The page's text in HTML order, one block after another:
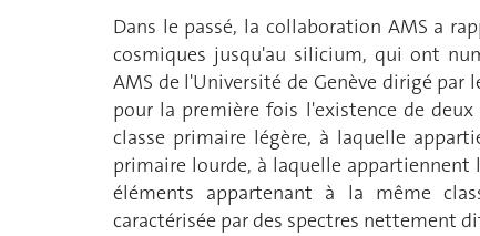
Dans le passé, la collaboration AMS a
cosmiques jusqu'au silicium, qui ont
AMS de l'Université de Genève dirigé par
pour la première fois l'existence de
classe primaire légère, à laquelle
primaire lourde, à laquelle appartiennent
éléments appartenant à la même
caractérisée par des spectres nettement